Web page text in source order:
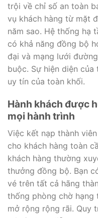
trội về chỉ số an toàn
vụ khách hàng từ mặt
năm sao. Hệ thống hạ
có khả năng đồng bộ
đại và mạng lưới
buộc. Sự hiện diện
uy tín của toàn khối.
Hành khách được
mọi hành trình
Việc kết nạp thành
cho khách hàng toàn
khách hàng thường
thưởng đồng bộ. Bạn
vé trên tất cả hãng
thống phòng chờ
mở rộng rộng rãi. Quy